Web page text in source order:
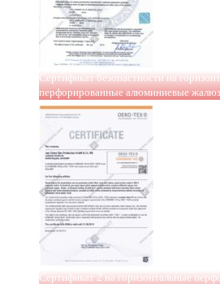
Сертификат безопастности на
перфорированные алюминиевые
Сертификат 2 на горизонтальные